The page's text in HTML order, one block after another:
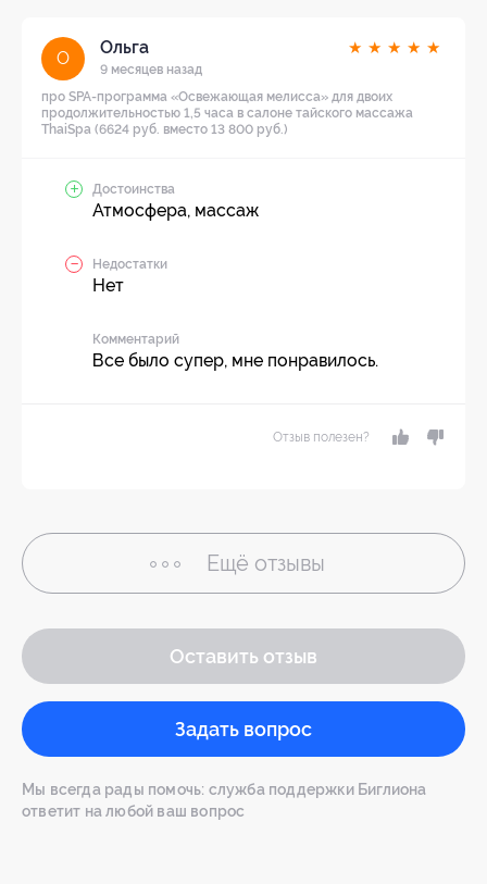
О
Ольга
9 месяцев назад
★ ★ ★ ★ ★
про SPA-программа «Освежающая мелисса» для двоих
продолжительностью 1,5 часа в салоне тайского массажа
ThaiSpa (6624 руб. вместо 13 800 руб.)
Достоинства
Атмосфера, массаж
Недостатки
Нет
Комментарий
Все было супер, мне понравилось.
Отзыв полезен?
Ещё отзывы
Оставить отзыв
Задать вопрос
Мы всегда рады помочь: служба поддержки Биглиона
ответит на любой ваш вопрос